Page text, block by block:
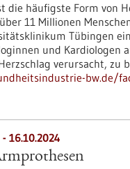
die häufigste Form von
11 Millionen
Tübingen
und Kardiologen
verursacht, zu
bw.de/
16.10.2024